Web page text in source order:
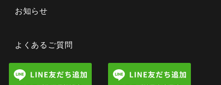
お知らせ
よくあるご質問